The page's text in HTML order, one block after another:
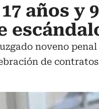
años y
noveno
de